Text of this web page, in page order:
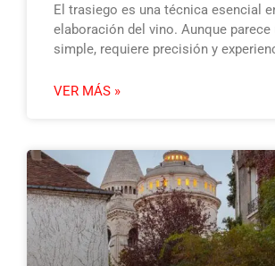
El trasiego es una técnica esencial
elaboración del vino. Aunque parece
simple, requiere precisión y
VER MÁS »